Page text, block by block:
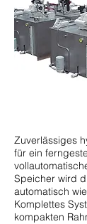
Zuverlässiges
für ein
Speicher wird
automatisch
Komplettes
kompakten